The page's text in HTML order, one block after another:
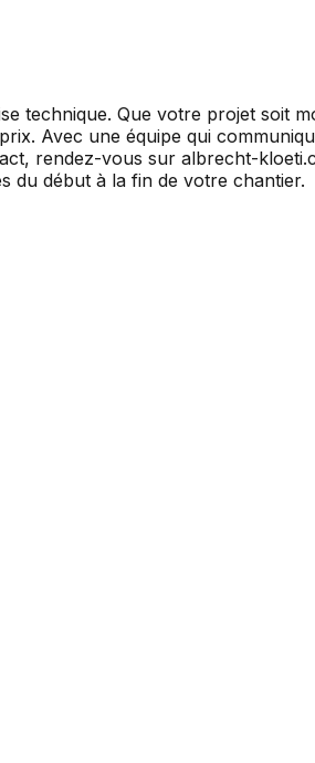
technique. Que votre projet soit
Avec une équipe qui
rendez-vous sur albrecht-
du début à la fin de votre chantier.